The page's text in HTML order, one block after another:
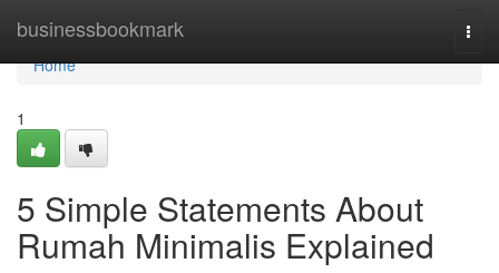
businessbookmark
Home
Home
1
5 Simple Statements About
Rumah Minimalis Explained